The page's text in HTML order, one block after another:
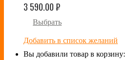
3 590.00₽
Выбрать
Добавить в список желаний
Вы добавили товар в корзину: